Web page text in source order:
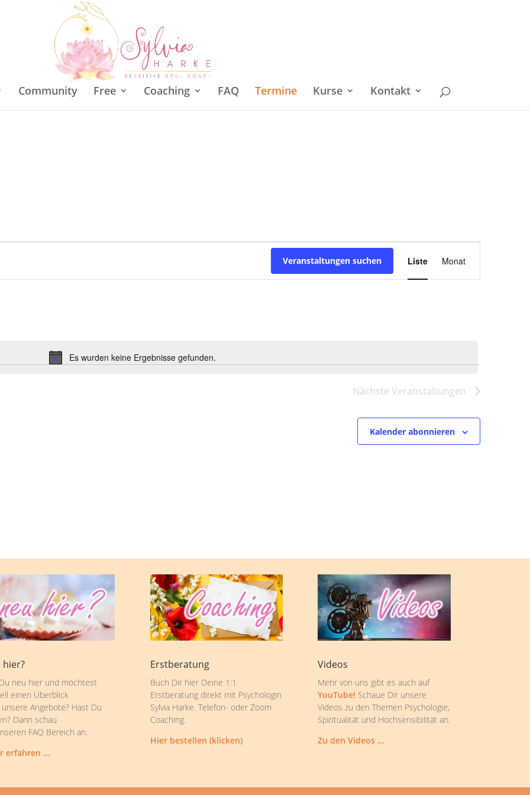
Community Free Coaching FAQ Termine Kurse Kontakt
Hinweis
Es wurden keine Ergebnisse gefunden.
Veranstaltungen suchen Ansichten-
Navigation
Liste Monat
Nächste Veranstaltungen
Kalender abonnieren
hier?
neu hier und möchtest
einen Überblick
Angebote? Hast Du
Dann schau
FAQ Bereich an.
erfahren …
Erstberatung
Buch Dir hier Deine 1:1
Erstberatung direkt mit Psychologin
Sylvia Harke. Telefon- oder Zoom
Coaching.
Hier bestellen (klicken)
Videos
Mehr von uns gibt es auch auf
YouTube! Schaue Dir unsere
Videos zu den Themen Psychologie,
Spiritualität und Hochsensibilität an.
Zu den Videos …